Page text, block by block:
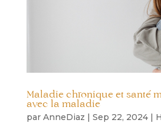
Maladie chronique et santé
avec la maladie
par AnneDiaz | Sep 22, 2024|